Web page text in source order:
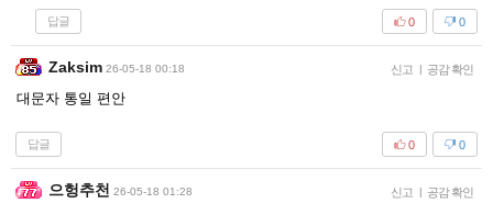
답글 0
0
Zaksim 26-05-18 00:18 신고 | 공감 확인
대문자 통일 편안
답글 0
0
으헝추천 26-05-18 01:28 신고 | 공감 확인